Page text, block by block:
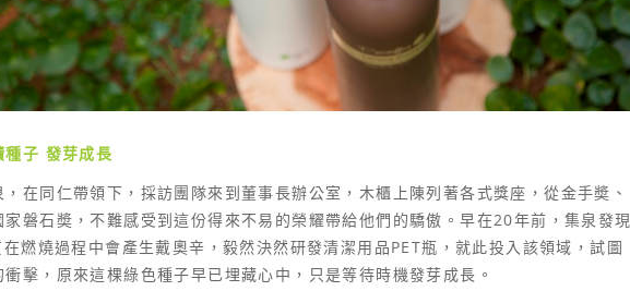
種子 發芽成長
在同仁帶領下，採訪團隊來到董事長辦公室，木櫃上陳列著各式獎座，從金手奬、
家磐石奬，不難感受到這份得來不易的榮耀帶給他們的驕傲。早在20年前，集泉發現
在燃燒過程中會產生戴奧辛，毅然決然研發清潔用品PET瓶，就此投入該領域，試圖
衝擊，原來這棵綠色種子早已埋藏心中，只是等待時機發芽成長。